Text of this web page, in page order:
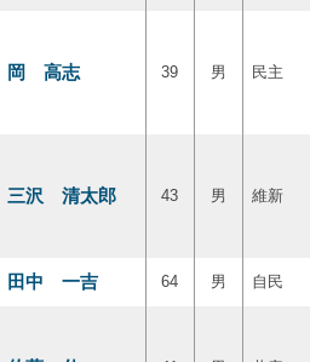
岡 高志 39 男 民主
三沢 清太郎 43 男 維新
田中 一吉 64 男 自民